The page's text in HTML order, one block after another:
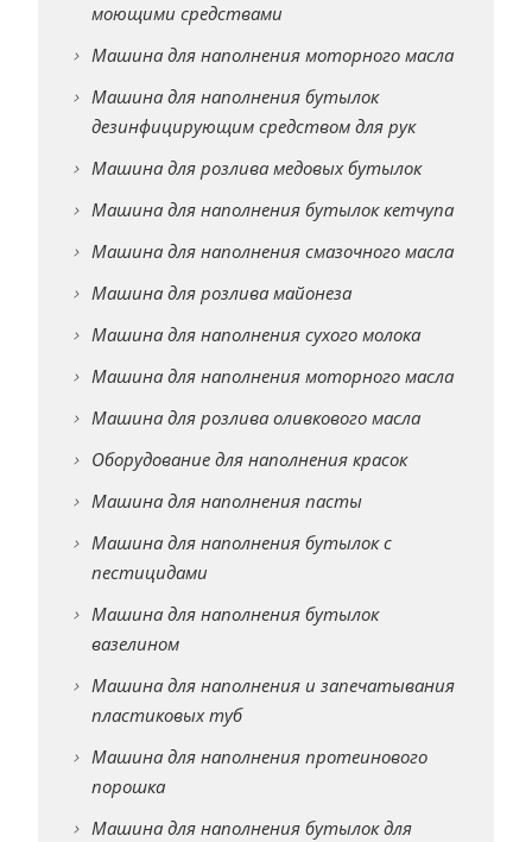
моющими средствами
Машина для наполнения моторного масла
Машина для наполнения бутылок
дезинфицирующим средством для рук
Машина для розлива медовых бутылок
Машина для наполнения бутылок кетчупа
Машина для наполнения смазочного масла
Машина для розлива майонеза
Машина для наполнения сухого молока
Машина для наполнения моторного масла
Машина для розлива оливкового масла
Оборудование для наполнения красок
Машина для наполнения пасты
Машина для наполнения бутылок с
пестицидами
Машина для наполнения бутылок
вазелином
Машина для наполнения и запечатывания
пластиковых туб
Машина для наполнения протеинового
порошка
Машина для наполнения бутылок для